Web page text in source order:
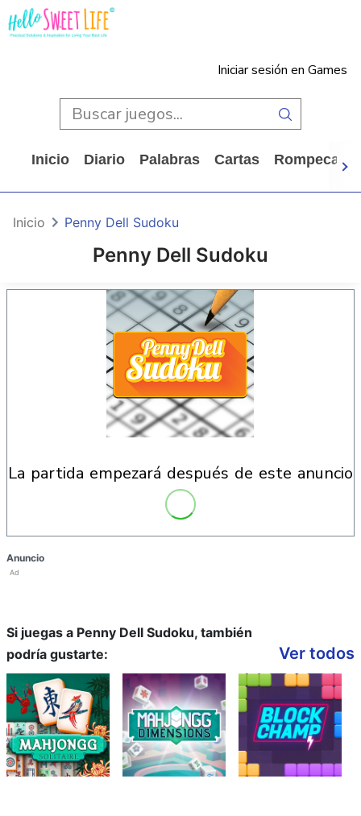
Iniciar sesión en Games
Inicio Diario Palabras Cartas
Penny Dell Sudoku
Inicio Penny Dell Sudoku
la partida empezará después de este anuncio
Anuncio
Ad
Si juegas a Penny Dell Sudoku, también
podría gustarte:
Ver todos